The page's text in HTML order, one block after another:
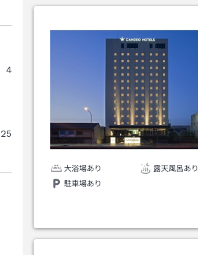
4
25
大浴場あり
露天風呂あり
駐車場あり